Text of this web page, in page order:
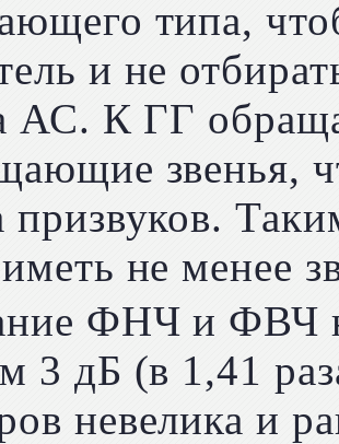
типа,
и не
АС. К ГГ
звенья,
призвуков.
не менее
ФНЧ и ФВЧ
3 дБ (в 1,41
невелика и